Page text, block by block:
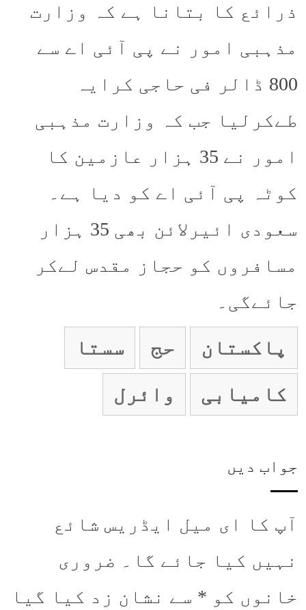
ذرائع کا بتانا ہے کہ وزارت
مذہبی امور نے پی آئی اے سے
800 ڈالر فی حاجی کرایہ
طےکرلیا جب کہ وزارت مذہبی
امور نے 35 ہزار عازمین کا
کوٹہ پی آئی اے کو دیا ہے۔
سعودی ائیرلائن بھی 35 ہزار
مسافروں کو حجاز مقدس لےکر
جائےگی۔
پاکستان حج سستا
کامیابی وائرل
جواب دیں
آپ کا ای میل ایڈریس شائع
نہیں کیا جائے گا۔ ضروری
خانوں کو * سے نشان زد کیا گیا